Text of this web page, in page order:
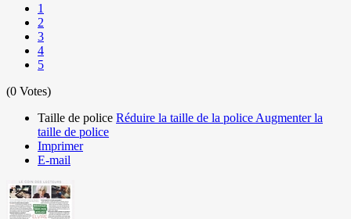
1
2
3
4
5
(0 Votes)
Taille de police Réduire la taille de la police Augmenter la
taille de police
Imprimer
E-mail